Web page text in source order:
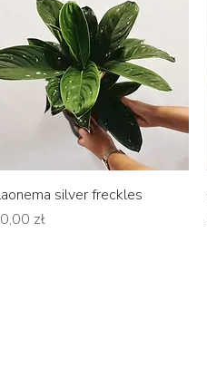
Podgląd
silver freckles
zł